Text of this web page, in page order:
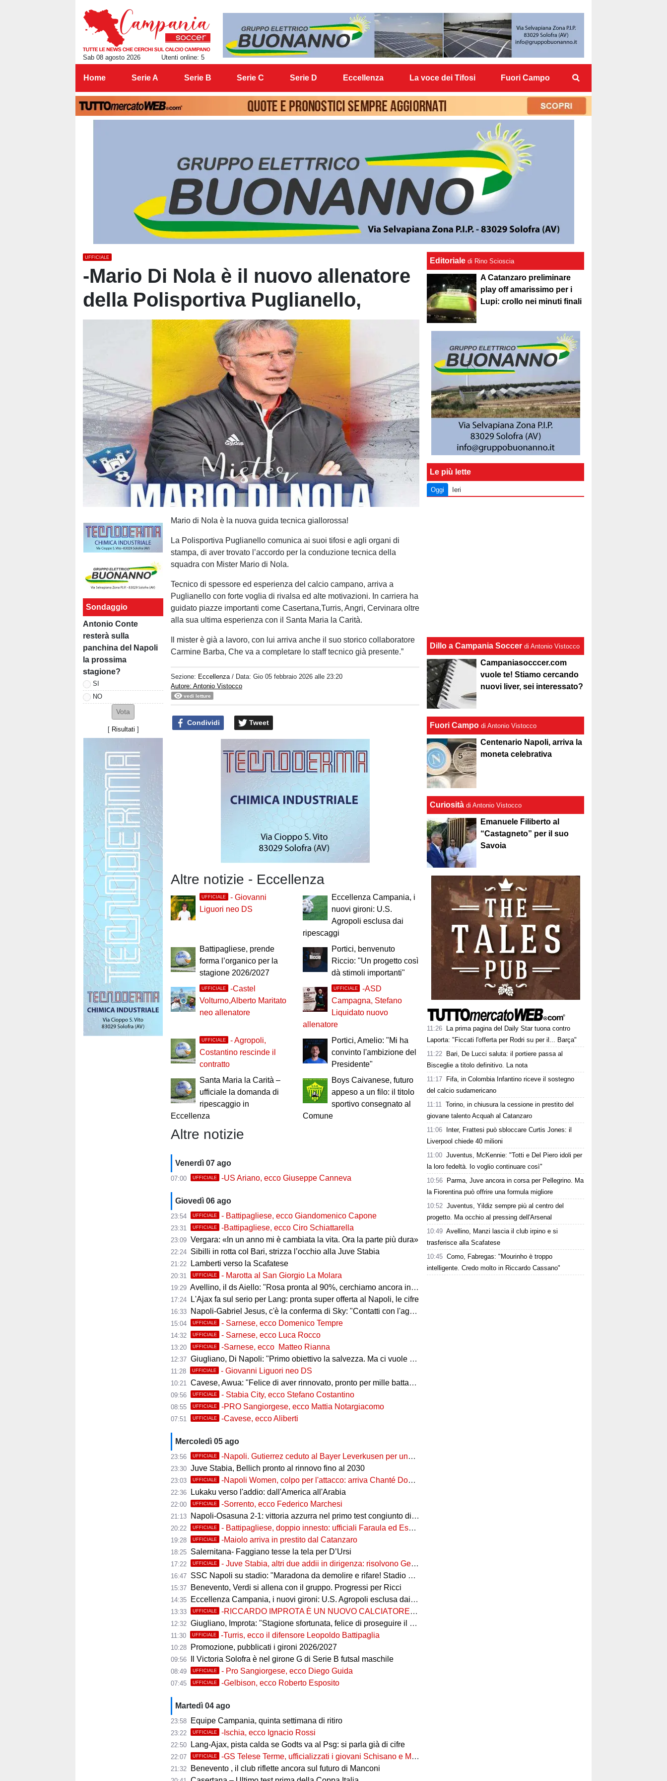
Sab 08 agosto 2026 Utenti online: 5
Home Serie A Serie B Serie C Serie D Eccellenza La voce dei Tifosi Fuori Campo
UFFICIALE
-Mario Di Nola è il nuovo allenatore
della Polisportiva Puglianello,
Sondaggio
Antonio Conte
resterà sulla
panchina del Napoli
la prossima
stagione?
SI
NO
[ Risultati ]
Mario di Nola è la nuova guida tecnica giallorossa!
La Polisportiva Puglianello comunica ai suoi tifosi e agli organi di
stampa, di aver trovato l’accordo per la conduzione tecnica della
squadra con Mister Mario di Nola.
Tecnico di spessore ed esperienza del calcio campano, arriva a
Puglianello con forte voglia di rivalsa ed alte motivazioni. In carriera ha
guidato piazze importanti come Casertana,Turris, Angri, Cervinara oltre
alla sua ultima esperienza con il Santa Maria la Carità.
Il mister è già a lavoro, con lui arriva anche il suo storico collaboratore
Carmine Barba, Che va a completare lo staff tecnico già presente.”
Sezione: Eccellenza / Data:Gio 05 febbraio 2026 alle 23:20
Autore: Antonio Vistocco
vedi letture
Condividi Tweet
Altre notizie - Eccellenza
UFFICIALE
- Giovanni
Liguori neo DS
Eccellenza Campania, i
nuovi gironi: U.S.
Agropoli esclusa dai
ripescaggi
Battipagliese, prende
forma l’organico per la
stagione 2026/2027
Portici, benvenuto
Riccio: "Un progetto così
dà stimoli importanti"
UFFICIALE
-Castel
Volturno,Alberto Maritato
neo allenatore
UFFICIALE
-ASD
Campagna, Stefano
Liquidato nuovo
allenatore
UFFICIALE
- Agropoli,
Costantino rescinde il
contratto
Portici, Amelio: "Mi ha
convinto l'ambizione del
Presidente"
Santa Maria la Carità –
ufficiale la domanda di
ripescaggio in
Eccellenza
Boys Caivanese, futuro
appeso a un filo: il titolo
sportivo consegnato al
Comune
Altre notizie
Venerdì 07 ago
07:00 UFFICIALE -US Ariano, ecco Giuseppe Canneva
Giovedì 06 ago
23:54 UFFICIALE - Battipagliese, ecco Giandomenico Capone
23:31 UFFICIALE -Battipagliese, ecco Ciro Schiattarella
23:09 Vergara: «In un anno mi è cambiata la vita. Ora la parte più dura»
22:24 Sibilli in rotta col Bari, strizza l’occhio alla Juve Stabia
21:22 Lamberti verso la Scafatese
20:31 UFFICIALE - Marotta al San Giorgio La Molara
19:29 Avellino, il ds Aiello: "Rosa pronta al 90%, cerchiamo ancora innesti di qualità"
17:24 L'Ajax fa sul serio per Lang: pronta super offerta al Napoli, le cifre
16:33 Napoli-Gabriel Jesus, c'è la conferma di Sky: "Contatti con l'agente, i dettagli"
15:04 UFFICIALE - Sarnese, ecco Domenico Tempre
14:32 UFFICIALE - Sarnese, ecco Luca Rocco
13:20 UFFICIALE -Sarnese, ecco Matteo Rianna
12:37 Giugliano, Di Napoli: "Primo obiettivo la salvezza. Ma ci vuole ambizione"
11:28 UFFICIALE - Giovanni Liguori neo DS
10:21 Cavese, Awua: "Felice di aver rinnovato, pronto per mille battaglie"
09:56 UFFICIALE - Stabia City, ecco Stefano Costantino
08:55 UFFICIALE -PRO Sangiorgese, ecco Mattia Notargiacomo
07:51 UFFICIALE -Cavese, ecco Aliberti
Mercoledì 05 ago
23:56 UFFICIALE -Napoli. Gutierrez ceduto al Bayer Leverkusen per una cifra record
23:30 Juve Stabia, Bellich pronto al rinnovo fino al 2030
23:03 UFFICIALE -Napoli Women, colpo per l'attacco: arriva Chanté Dompig
22:36 Lukaku verso l'addio: dall'America all'Arabia
22:00 UFFICIALE -Sorrento, ecco Federico Marchesi
21:13 Napoli-Osasuna 2-1: vittoria azzurra nel primo test congiunto di Castel di Sangro
20:22 UFFICIALE - Battipagliese, doppio innesto: ufficiali Faraula ed Esposito
19:28 UFFICIALE -Maiolo arriva in prestito dal Catanzaro
18:25 Salernitana- Faggiano tesse la tela per D’Ursi
17:22 UFFICIALE - Juve Stabia, altri due addii in dirigenza: risolvono Gerbo e Zanardini
16:47 SSC Napoli su stadio: "Maradona da demolire e rifare! Stadio nuovo in ex area Q8"
15:37 Benevento, Verdi si allena con il gruppo. Progressi per Ricci
14:35 Eccellenza Campania, i nuovi gironi: U.S. Agropoli esclusa dai ripescaggi
13:33 UFFICIALE -RICCARDO IMPROTA È UN NUOVO CALCIATORE DEL GIUGLIANO
12:32 Giugliano, Improta: "Stagione sfortunata, felice di proseguire il percorso"
11:30 UFFICIALE -Turris, ecco il difensore Leopoldo Battipaglia
10:28 Promozione, pubblicati i gironi 2026/2027
09:56 Il Victoria Solofra è nel girone G di Serie B futsal maschile
08:49 UFFICIALE - Pro Sangiorgese, ecco Diego Guida
07:45 UFFICIALE -Gelbison, ecco Roberto Esposito
Martedì 04 ago
23:58 Equipe Campania, quinta settimana di ritiro
23:22 UFFICIALE -Ischia, ecco Ignacio Rossi
22:50 Lang-Ajax, pista calda se Godts va al Psg: si parla già di cifre
22:07 UFFICIALE -GS Telese Terme, ufficializzati i giovani Schisano e Miretto
21:32 Benevento , il club riflette ancora sul futuro di Manconi
Editoriale di Rino Scioscia
A Catanzaro preliminare
play off amarissimo per i
Lupi: crollo nei minuti finali
Le più lette
Oggi Ieri
Dillo a Campania Soccer di Antonio Vistocco
Campaniasocccer.com
vuole te! Stiamo cercando
nuovi liver, sei interessato?
Fuori Campo di Antonio Vistocco
Centenario Napoli, arriva la
moneta celebrativa
Curiosità di Antonio Vistocco
Emanuele Filiberto al
“Castagneto” per il suo
Savoia
11:26
La prima pagina del Daily Star tuona contro
Laporta: "Ficcati l'offerta per Rodri su per il... Barça"
11:22
Bari, De Lucci saluta: il portiere passa al
Bisceglie a titolo definitivo. La nota
11:17
Fifa, in Colombia Infantino riceve il sostegno
del calcio sudamericano
11:11 Torino, in chiusura la cessione in prestito del
giovane talento Acquah al Catanzaro
11:06
Inter, Frattesi può sbloccare Curtis Jones: il
Liverpool chiede 40 milioni
11:00 Juventus, McKennie: "Totti e Del Piero idoli per
la loro fedeltà. Io voglio continuare così"
10:56
Parma, Juve ancora in corsa per Pellegrino. Ma
la Fiorentina può offrire una formula migliore
10:52 Juventus, Yildiz sempre più al centro del
progetto. Ma occhio al pressing dell'Arsenal
10:49 Avellino, Manzi lascia il club irpino e si
trasferisce alla Scafatese
10:45 Como, Fabregas: "Mourinho è troppo
intelligente. Credo molto in Riccardo Cassano"